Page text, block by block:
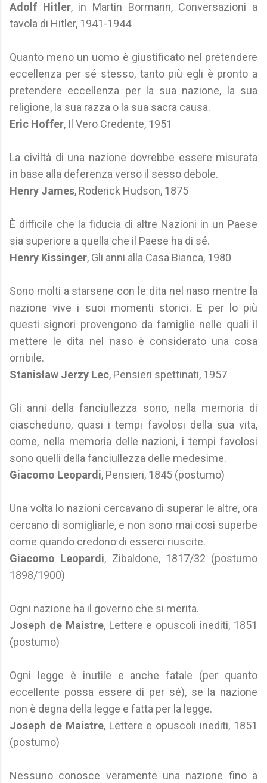
Adolf Hitler, in Martin Bormann, Conversazioni a
tavola di Hitler, 1941-1944
Quanto meno un uomo è giustificato nel pretendere
eccellenza per sé stesso, tanto più egli è pronto a
pretendere eccellenza per la sua nazione, la sua
religione, la sua razza o la sua sacra causa.
Eric Hoffer, Il Vero Credente, 1951
La civiltà di una nazione dovrebbe essere misurata
in base alla deferenza verso il sesso debole.
Henry James, Roderick Hudson, 1875
È difficile che la fiducia di altre Nazioni in un Paese
sia superiore a quella che il Paese ha di sé.
Henry Kissinger, Gli anni alla Casa Bianca, 1980
Sono molti a starsene con le dita nel naso mentre la
nazione vive i suoi momenti storici. E per lo più
questi signori provengono da famiglie nelle quali il
mettere le dita nel naso è considerato una cosa
orribile.
Stanisław Jerzy Lec, Pensieri spettinati, 1957
Gli anni della fanciullezza sono, nella memoria di
ciascheduno, quasi i tempi favolosi della sua vita,
come, nella memoria delle nazioni, i tempi favolosi
sono quelli della fanciullezza delle medesime.
Giacomo Leopardi, Pensieri, 1845 (postumo)
Una volta lo nazioni cercavano di superar le altre, ora
cercano di somigliarle, e non sono mai cosi superbe
come quando credono di esserci riuscite.
Giacomo Leopardi, Zibaldone, 1817/32 (postumo
1898/1900)
Ogni nazione ha il governo che si merita.
Joseph de Maistre, Lettere e opuscoli inediti, 1851
(postumo)
Ogni legge è inutile e anche fatale (per quanto
eccellente possa essere di per sé), se la nazione
non è degna della legge e fatta per la legge.
Joseph de Maistre, Lettere e opuscoli inediti, 1851
(postumo)
Nessuno conosce veramente una nazione fino a